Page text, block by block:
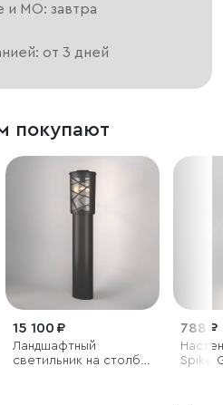
и МО: завтра
от 3 дней
покупают
15 100 ₽
Ландшафтный
светильник на столбе
788 ₽
Spike